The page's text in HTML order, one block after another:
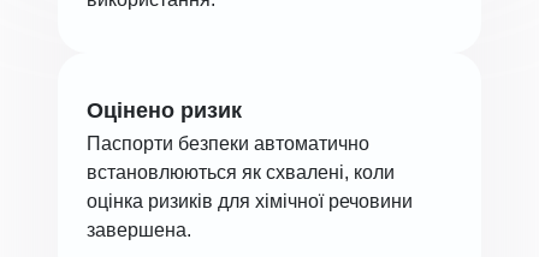
Оцінено ризик
Паспорти безпеки автоматично
встановлюються як схвалені, коли
оцінка ризиків для хімічної речовини
завершена.